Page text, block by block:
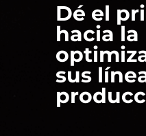
Dé el
hacia la
sus